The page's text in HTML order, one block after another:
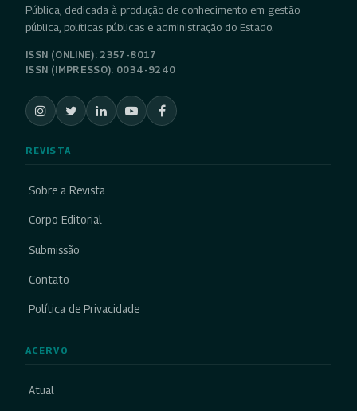
Pública, dedicada à produção de conhecimento em gestão
pública, políticas públicas e administração do Estado.
ISSN (ONLINE): 2357-8017
ISSN (IMPRESSO): 0034-9240
REVISTA
Sobre a Revista
Corpo Editorial
Submissão
Contato
Política de Privacidade
ACERVO
Atual